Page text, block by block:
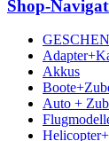
Shop-
Akkus
Auto +